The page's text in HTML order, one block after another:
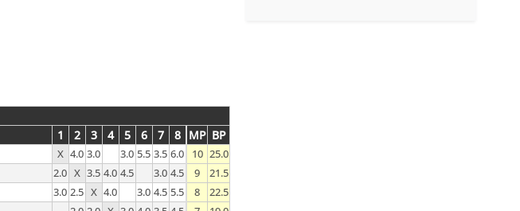
1 2 3 4 5 6 7 8 MP BP
X 4.0 3.0 3.0 5.5 3.5 6.0 10 25.0
2.0 X 3.5 4.0 4.5 3.0 4.5 9
21.5
3.0 2.5 X 4.0 3.0 4.5 5.5 8
22.5